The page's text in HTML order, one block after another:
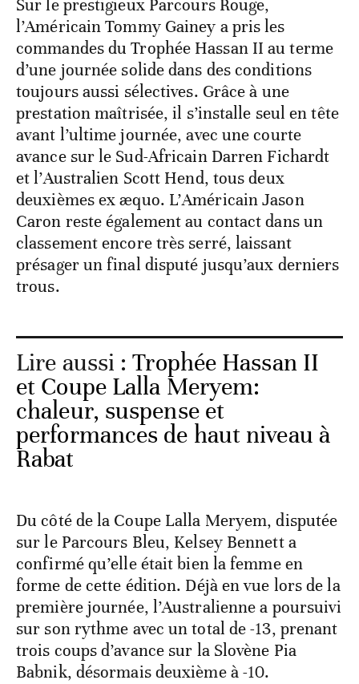
Sur le prestigieux Parcours Rouge,
l’Américain Tommy Gainey a pris les
commandes du Trophée Hassan II au terme
d’une journée solide dans des conditions
toujours aussi sélectives. Grâce à une
prestation maîtrisée, il s’installe seul en tête
avant l’ultime journée, avec une courte
avance sur le Sud-Africain Darren Fichardt
et l’Australien Scott Hend, tous deux
deuxièmes ex æquo. L’Américain Jason
Caron reste également au contact dans un
classement encore très serré, laissant
présager un final disputé jusqu’aux derniers
trous.
Lire aussi :Trophée Hassan II
et Coupe Lalla Meryem:
chaleur, suspense et
performances de haut niveau à
Rabat
Du côté de la Coupe Lalla Meryem, disputée
sur le Parcours Bleu, Kelsey Bennett a
confirmé qu’elle était bien la femme en
forme de cette édition. Déjà en vue lors de la
première journée, l’Australienne a poursuivi
sur son rythme avec un total de -13, prenant
trois coups d’avance sur la Slovène Pia
Babnik, désormais deuxième à -10.